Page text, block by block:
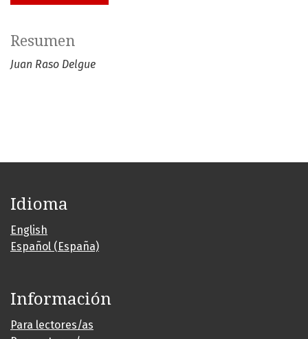
Resumen
Juan Raso Delgue
Idioma
English
Español (España)
Información
Para lectores/as